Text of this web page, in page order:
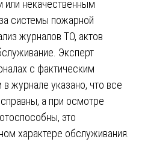
или некачественным
системы пожарной
журналов ТО, актов
Эксперт
с фактическим
журнале указано, что все
а при осмотре
это
характере обслуживания.